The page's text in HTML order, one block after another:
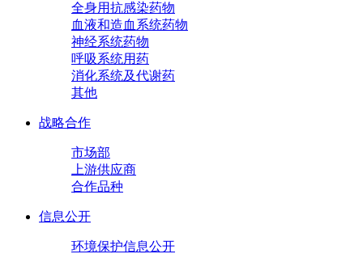
全身用抗感染药物
血液和造血系统药物
神经系统药物
呼吸系统用药
消化系统及代谢药
其他
战略合作
市场部
上游供应商
合作品种
信息公开
环境保护信息公开